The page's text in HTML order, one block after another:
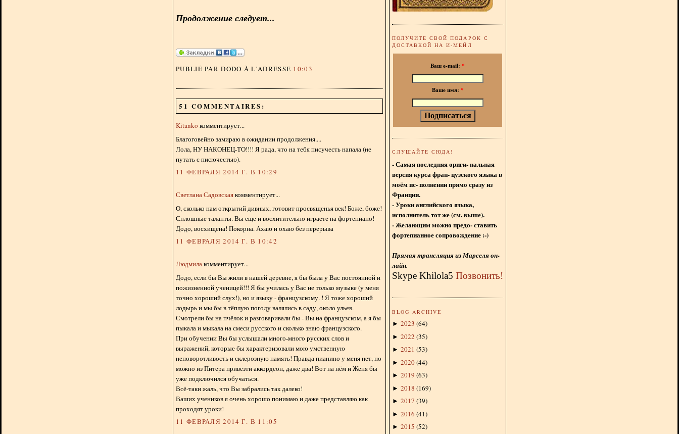
Продолжение следует...
PUBLIÉ PAR DODO À L'ADRESSE 10:03
51 COMMENTAIRES:
Kitanko комментирует...
Благоговейно замираю в ожидании продолжения....
Лола, НУ НАКОНЕЦ-ТО!!!! Я рада, что на тебя писучесть напала (не
путать с писючестью).
11 ФЕВРАЛЯ 2014 Г. В 10:29
Светлана Садовскаякомментирует...
О, сколько нам открытий дивных, готовит просвященья век! Боже, боже!
Сплошные таланты. Вы еще и восхитительно играете на фортепиано!
Додо, восхищена! Покорна. Ахаю и охаю без перерыва
11 ФЕВРАЛЯ 2014 Г. В 10:42
Людмилакомментирует...
Додо, если бы Вы жили в нашей деревне, я бы была у Вас постоянной и
пожизненной ученицей!!! Я бы училась у Вас не только музыке (у меня
точно хороший слух!), но и языку - французскому. ! Я тоже хороший
лодырь и мы бы в тёплую погоду валялись в саду, около ульев.
Смотрели бы на пчёлок и разговаривали бы - Вы на французском, а я бы
пыкала и мыкала на смеси русского и сколько знаю французского.
При обучении Вы бы услышали много-много русских слов и
выражений, которые бы характеризовали мою умственную
неповоротливость и склерозную память! Правда пианино у меня нет, но
можно из Питера привезти аккордеон, даже два! Вот на нём и Женя бы
уже подключился обучаться.
Всё-таки жаль, что Вы забрались так далеко!
Ваших учеников я очень хорошо понимаю и даже представляю как
проходят уроки!
11 ФЕВРАЛЯ 2014 Г. В 11:05
ПОЛУЧИТЕ СВОЙ ПОДАРОК С
ДОСТАВКОЙ НА И-МЕЙЛ
Ваш e-mail: *
Ваше имя: *
СЛУШАЙТЕ СЮДА!
- Самая последняя ориги- нальная
версия курса фран- цузского языка в
моём ис- полнении прямо сразу из
Франции.
- Уроки английского языка,
исполнитель тот же (см. выше).
- Желающим можно предо- ставить
фортепианное сопровождение :-)
Прямая трансляция из Марселя он-
лайн.
Skype Khilola5 Позвонить!
BLOG ARCHIVE
► 2023 (64)
► 2022 (35)
► 2021 (53)
► 2020(44)
► 2019 (63)
► 2018 (169)
► 2017 (39)
► 2016 (41)
► 2015 (52)